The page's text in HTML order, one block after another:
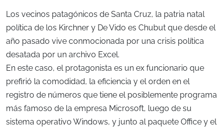
Los vecinos patagónicos de Santa Cruz, la patria natal
política de los Kirchner y De Vido es Chubut que desde el
año pasado vive conmocionada por una crisis política
desatada por un archivo Excel.
En este caso, el protagonista es un ex funcionario que
prefirió la comodidad, la eficiencia y el orden en el
registro de números que tiene el posiblemente programa
más famoso de la empresa Microsoft, luego de su
sistema operativo Windows, y junto al paquete Office y el